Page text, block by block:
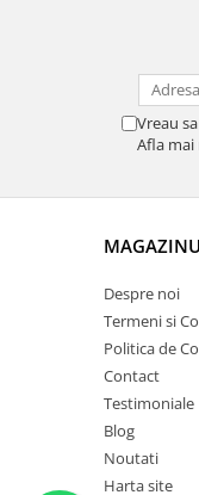
Vreau
Afla
Despre noi
Termeni si
Politica de
Contact
Testimoniale
Blog
Noutati
Harta site